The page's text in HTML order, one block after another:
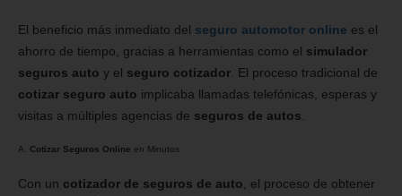
El beneficio más inmediato del seguro automotor online es el
ahorro de tiempo, gracias a herramientas como el simulador
seguros auto y el seguro cotizador . El proceso tradicional de
cotizar seguro auto implicaba llamadas telefónicas, esperas y
visitas a múltiples agencias de seguros de autos
A. Cotizar Seguros Online en Minutos
Con un cotizador de seguros de auto , el proceso de obtener